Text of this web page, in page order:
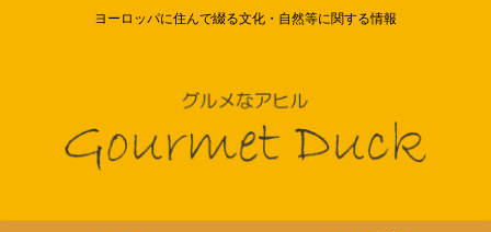
ヨーロッパに住んで綴る文化・自然等に関する情報